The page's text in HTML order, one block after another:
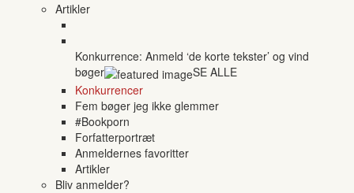
Artikler
Konkurrence: Anmeld ‘de korte tekster’ og vind
bøger
SE ALLE
Konkurrencer
Fem bøger jeg ikke glemmer
#Bookporn
Forfatterportræt
Anmeldernes favoritter
Artikler
Bliv anmelder?